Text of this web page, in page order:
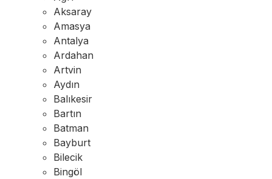
Aksaray
Amasya
Antalya
Ardahan
Artvin
Aydın
Balıkesir
Bartın
Batman
Bayburt
Bilecik
Bingöl